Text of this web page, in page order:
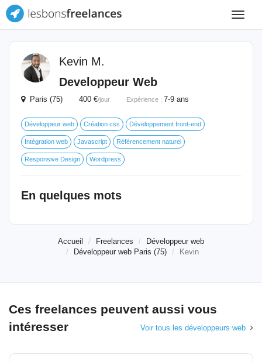
Toggle
Kevin M.
Developpeur Web
Paris (75) 400 €/jour Expérience : 7-9 ans
Développeur web Création css Développement front-end
Intégration web Javascript Référencement naturel
Responsive Design Wordpress
En quelques mots
Accueil Freelances
Développeur web
Développeur web Paris (75)
Kevin
Ces freelances peuvent aussi vous
intéresser
Voir tous les développeurs web